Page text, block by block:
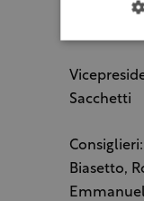
Sacchetti
Biasetto,